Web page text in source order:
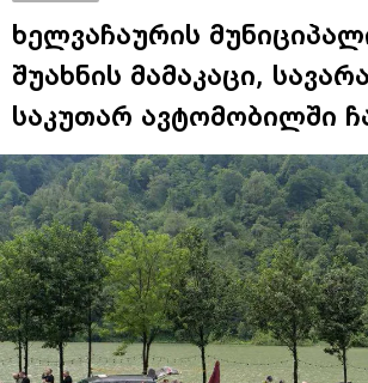
ხელვაჩაურის
შუახნის მამაკაცი,
საკუთარ ავტომობილში